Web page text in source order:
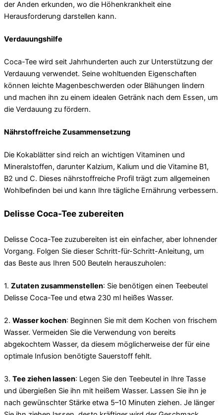
der Anden erkunden, wo die Höhenkrankheit eine
Herausforderung darstellen kann.
Verdauungshilfe
Coca-Tee wird seit Jahrhunderten auch zur Unterstützung der
Verdauung verwendet. Seine wohltuenden Eigenschaften
können leichte Magenbeschwerden oder Blähungen lindern
und machen ihn zu einem idealen Getränk nach dem Essen, um
die Verdauung zu fördern.
Nährstoffreiche Zusammensetzung
Die Kokablätter sind reich an wichtigen Vitaminen und
Mineralstoffen, darunter Kalzium, Kalium und die Vitamine B1,
B2 und C. Dieses nährstoffreiche Profil trägt zum allgemeinen
Wohlbefinden bei und kann Ihre tägliche Ernährung verbessern.
Delisse Coca-Tee zubereiten
Delisse Coca-Tee zuzubereiten ist ein einfacher, aber lohnender
Vorgang. Folgen Sie dieser Schritt-für-Schritt-Anleitung, um
das Beste aus Ihren 500 Beuteln herauszuholen:
1. Zutaten zusammenstellen: Sie benötigen einen Teebeutel
Delisse Coca-Tee und etwa 230 ml heißes Wasser.
2. Wasser kochen: Beginnen Sie mit dem Kochen von frischem
Wasser. Vermeiden Sie die Verwendung von bereits
abgekochtem Wasser, da diesem möglicherweise der für eine
optimale Infusion benötigte Sauerstoff fehlt.
3. Tee ziehen lassen: Legen Sie den Teebeutel in Ihre Tasse
und übergießen Sie ihn mit heißem Wasser. Lassen Sie ihn je
nach gewünschter Stärke etwa 5–10 Minuten ziehen. Je länger